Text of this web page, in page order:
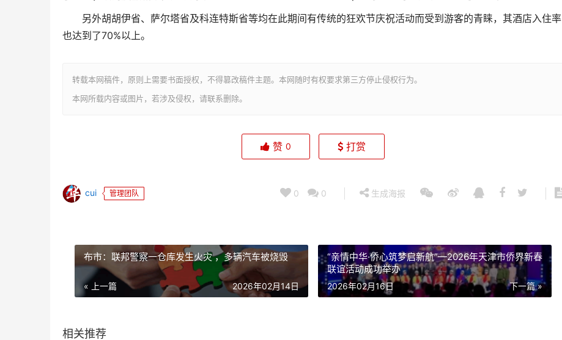
另外胡胡伊省、萨尔塔省及科连特斯省等均在此期间有传统的狂欢节庆祝活动而受到游客的青睐，其酒店入住率
也达到了70%以上。
转载本网稿件，原则上需要书面授权，不得篡改稿件主题。本网随时有权要求第三方停止侵权行为。
本网所载内容或图片，若涉及侵权，请联系删除。
赞 0 打赏
cui 管理团队 0 0 生成海报
布市：联邦警察一仓库发生火灾 ，多辆汽车被烧毁
« 上一篇 2026年02月14日
“亲情中华·侨心筑梦启新航”—2026年天津市侨界新春
联谊活动成功举办
下一篇 »
2026年02月16日
相关推荐